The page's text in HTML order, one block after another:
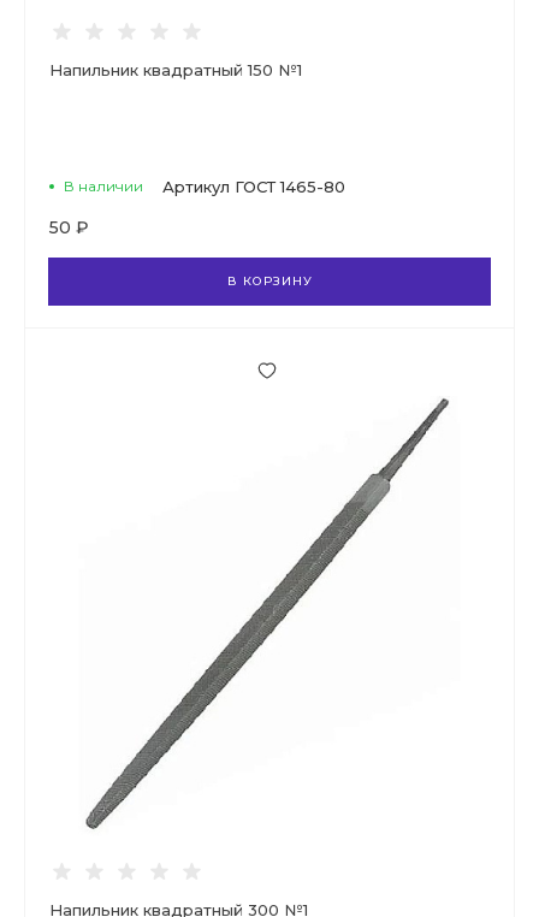
Напильник квадратный 150 №1
В наличии Артикул ГОСТ 1465-80
50 ₽
В КОРЗИНУ
Напильник квадратный 300 №1